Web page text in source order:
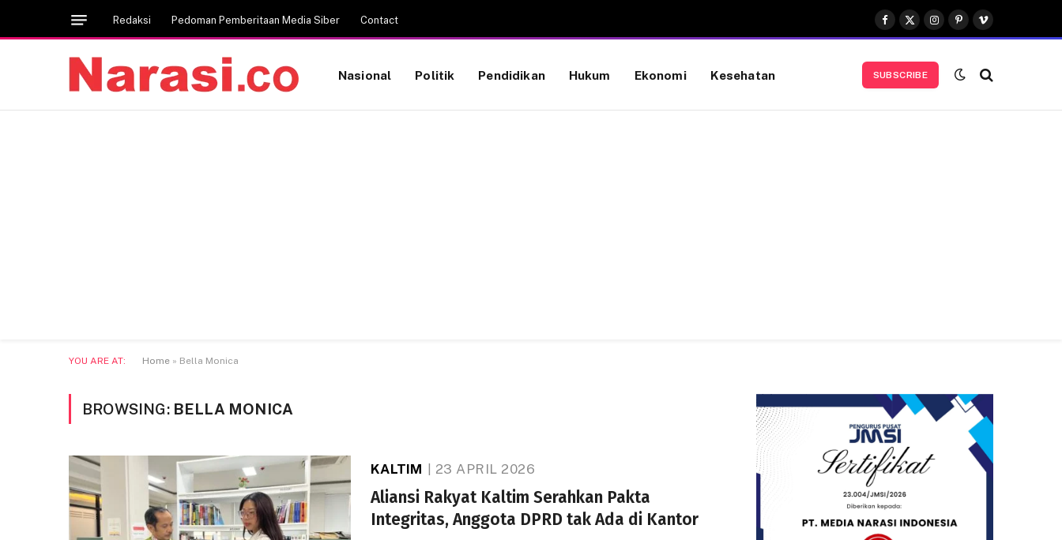
Redaksi Pedoman Pemberitaan Media Siber Contact
Facebook
X
(Twitter)
Instagram
Pinterest
Vimeo
Nasional Politik Pendidikan Hukum Ekonomi Kesehatan SUBSCRIBE
YOU ARE AT: Home » Bella Monica
BROWSING: BELLA MONICA
KALTIM 23 APRIL 2026
Aliansi Rakyat Kaltim Serahkan Pakta
Integritas, Anggota DPRD tak Ada di Kantor